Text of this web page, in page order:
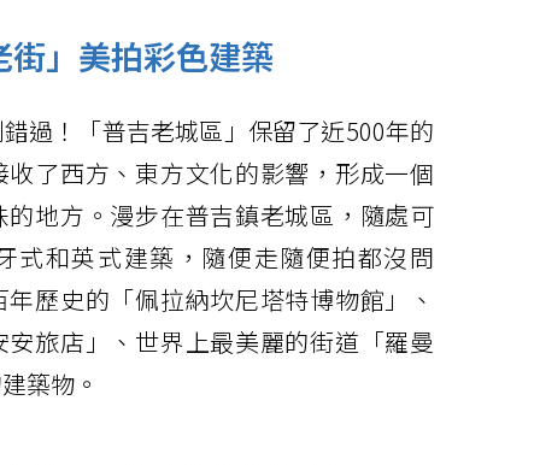
」美拍彩色建築
過！「普吉老城區」保留了近500年的
了西方、東方文化的影響，形成一個
地方。漫步在普吉鎮老城區，隨處可
式和英式建築，隨便走隨便拍都沒問
歷史的「佩拉納坎尼塔特博物館」、
旅店」、世界上最美麗的街道「羅曼
築物。